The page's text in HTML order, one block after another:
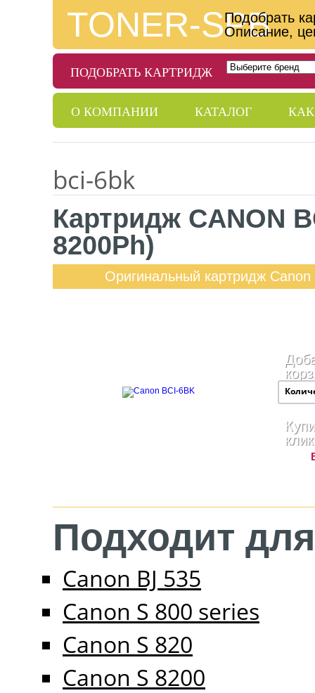
TONER-SPB
Подобрать
Описание,
ПОДОБРАТЬ КАРТРИДЖ
О КОМПАНИИ КАТАЛОГ КАК
ДОСТАВКА ГАРАНТИИ
bci-6bk
Картридж CANON
8200Ph)
Оригинальный картридж Canon
клик
Подходит
Canon BJ 535
Canon S 800 series
Canon S 820
Canon S 8200